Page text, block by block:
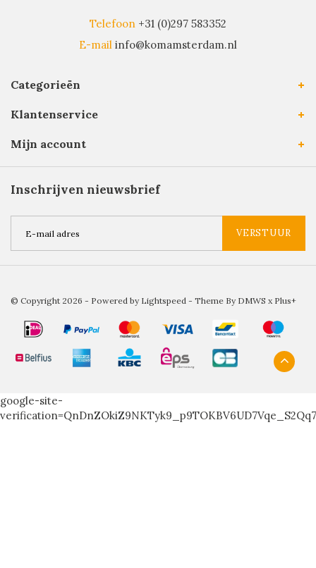
Telefoon +31 (0)297 583352
E-mail info@komamsterdam.nl
Categorieën
Klantenservice
Mijn account
Inschrijven nieuwsbrief
VERSTUUR
© Copyright 2026 - Powered by Lightspeed - Theme By DMWS x Plus+
google-site-